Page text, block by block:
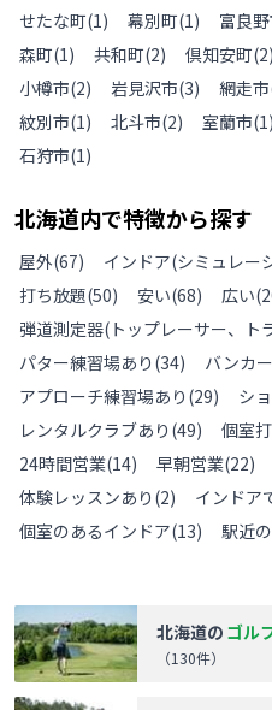
せたな町(1) 幕別町(1) 富良
森町(1) 共和町(2) 倶知安町(2)
小樽市(2) 岩見沢市(3) 網走市
紋別市(1) 北斗市(2) 室蘭市(1)
石狩市(1)
北海道内で特徴から探す
屋外(67) インドア(シミュレー
打ち放題(50) 安い(68) 広い
弾道測定器(トップレーサー、ト
パター練習場あり (34) バンカ
アプローチ練習場あり (29) シ
レンタルクラブあり (49) 個室
24時間営業(14) 早朝営業(22)
体験レッスンあり (2) インドア
個室のあるインドア(13) 駅近
北海道の ゴル
（130件）